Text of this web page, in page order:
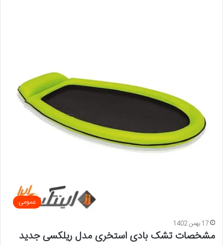
عمومی
17 بهمن 1402
مشخصات تشک بادی استخری مدل ریلکسی جدید